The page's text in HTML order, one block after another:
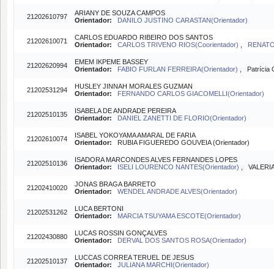
21202610797
ARIANY DE SOUZA CAMPOS
Orientador:
DANILO JUSTINO CARASTAN(Orientador)
21202610071
CARLOS EDUARDO RIBEIRO DOS SANTOS
Orientador:
CARLOS TRIVENO RIOS(Coorientador)
21202620994
EMEM IKPEME BASSEY
Orientador:
FABIO FURLAN FERREIRA(Orientador) , Patrícia
21202531294
HUSLEY JINNAH MORALES GUZMAN
Orientador:
FERNANDO CARLOS GIACOMELLI(Orientador)
21202510135
ISABELA DE ANDRADE PEREIRA
Orientador:
DANIEL ZANETTI DE FLORIO(Orientador)
21202610074
ISABEL YOKOYAMA AMARAL DE FARIA
Orientador: RUBIA FIGUEREDO GOUVEIA (Orientador)
21202510136
ISADORA MARCONDES ALVES FERNANDES LOPES
Orientador:
ISELI LOURENCO NANTES(Orientador) ,
21202410020
JONAS BRAGA BARRETO
Orientador:
WENDEL ANDRADE ALVES(Orientador)
21202531262
LUCA BERTONI
Orientador:
MARCIA TSUYAMA ESCOTE(Orientador)
21202430880
LUCAS ROSSIN GONÇALVES
Orientador:
DERVAL DOS SANTOS ROSA(Orientador)
21202510137
LUCCAS CORREA TERUEL DE JESUS
Orientador:
JULIANA MARCHI(Orientador)